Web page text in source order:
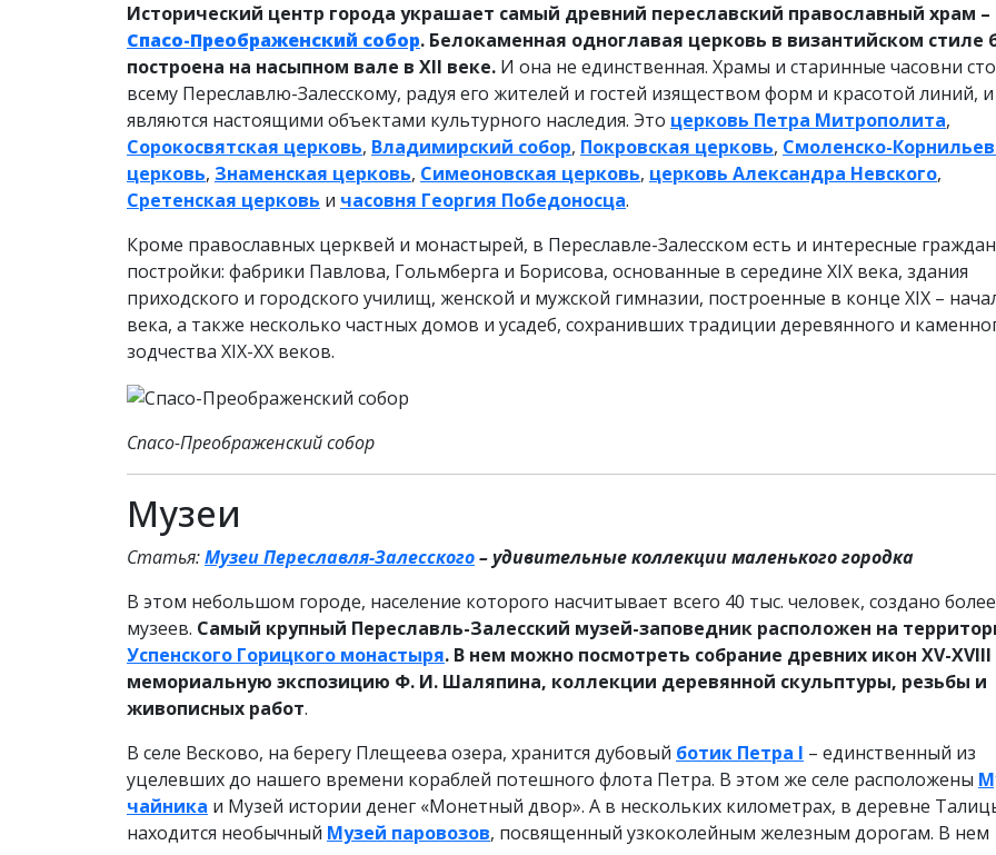
Исторический центр города украшает самый древний переславский православный храм –
Спасо-Преображенский собор. Белокаменная одноглавая церковь в византийском стиле
построена на насыпном вале в XII веке. И она не единственная. Храмы и старинные часовни
всему Переславлю-Залесскому, радуя его жителей и гостей изяществом форм и красотой линий, и
являются настоящими объектами культурного наследия. Это церковь Петра Митрополита,
Сорокосвятская церковь, Владимирский собор, Покровская церковь, Смоленско-
церковь, Знаменская церковь, Симеоновская церковь, церковь Александра Невского,
Сретенская церковь и часовня Георгия Победоносца.
Кроме православных церквей и монастырей, в Переславле-Залесском есть и интересные
постройки: фабрики Павлова, Гольмберга и Борисова, основанные в середине XIX века, здания
приходского и городского училищ, женской и мужской гимназии, построенные в конце XIX –
века, а также несколько частных домов и усадеб, сохранивших традиции деревянного и
зодчества XIX-XX веков.
Спасо-Преображенский собор
Музеи
Статья:Музеи Переславля-Залесского– удивительные коллекции маленького городка
В этом небольшом городе, население которого насчитывает всего 40 тыс. человек, создано
музеев. Самый крупный Переславль-Залесский музей-заповедник расположен на
Успенского Горицкого монастыря. В нем можно посмотреть собрание древних икон XV-XVIII
мемориальную экспозицию Ф. И. Шаляпина, коллекции деревянной скульптуры, резьбы и
живописных работ.
В селе Весково, на берегу Плещеева озера, хранится дубовый ботик Петра I – единственный из
уцелевших до нашего времени кораблей потешного флота Петра. В этом же селе расположены
чайника и Музей истории денег «Монетный двор». А в нескольких километрах, в деревне
находится необычный Музей паровозов, посвященный узкоколейным железным дорогам. В нем